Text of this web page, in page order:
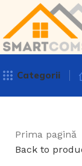
Categorii
Prima pagină
Back to